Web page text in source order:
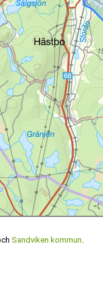
Sandviken kommun.